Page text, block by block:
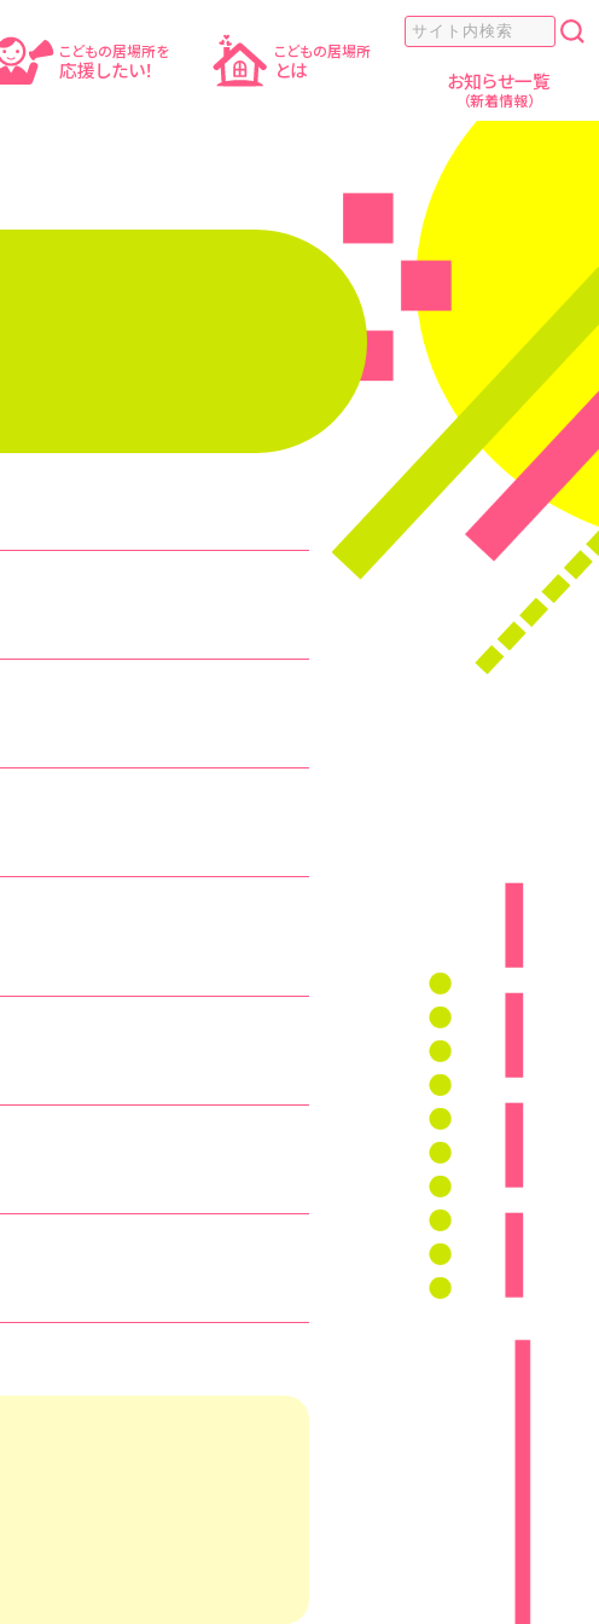
こどもの居場所を
応援したい！
こどもの居場所
とは お知らせ一覧
（新着情報）